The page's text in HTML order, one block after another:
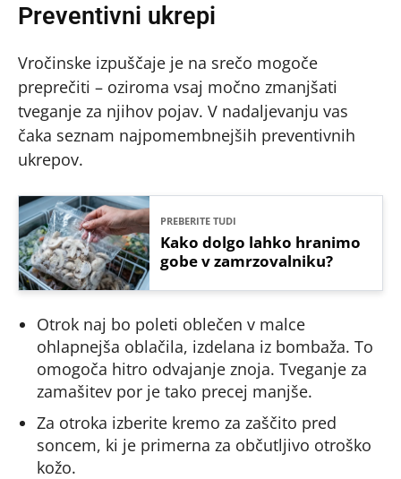
Preventivni ukrepi
Vročinske izpuščaje je na srečo mogoče
preprečiti – oziroma vsaj močno zmanjšati
tveganje za njihov pojav. V nadaljevanju vas
čaka seznam najpomembnejših preventivnih
ukrepov.
PREBERITE TUDI
Kako dolgo lahko hranimo
gobe v zamrzovalniku?
Otrok naj bo poleti oblečen v malce
ohlapnejša oblačila, izdelana iz bombaža. To
omogoča hitro odvajanje znoja. Tveganje za
zamašitev por je tako precej manjše.
Za otroka izberite kremo za zaščito pred
soncem, ki je primerna za občutljivo otroško
kožo.